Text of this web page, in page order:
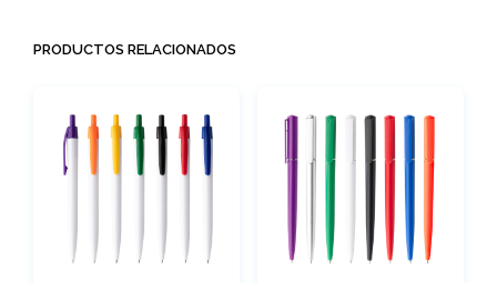
PRODUCTOS RELACIONADOS